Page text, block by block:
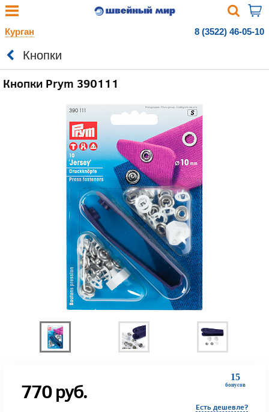
Курган 8 (3522) 46-05-10
Кнопки
Кнопки Prym 390111
15
бонусов
770руб.
Есть дешевле?